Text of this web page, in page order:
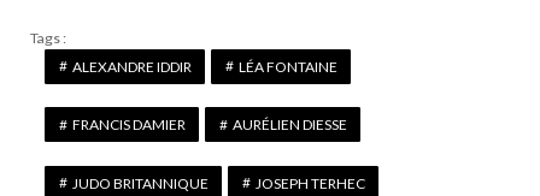
Tags :
ALEXANDRE IDDIR
LÉA FONTAINE
FRANCIS DAMIER AURÉLIEN DIESSE
JUDO BRITANNIQUE JOSEPH TERHEC